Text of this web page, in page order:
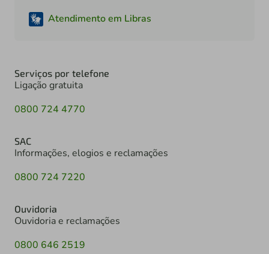
Atendimento em Libras
Serviços por telefone
Ligação gratuita
0800 724 4770
SAC
Informações, elogios e reclamações
0800 724 7220
Ouvidoria
Ouvidoria e reclamações
0800 646 2519